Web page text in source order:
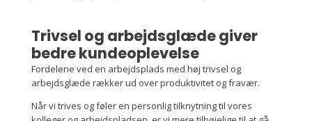
Trivsel og arbejdsglæde giver
bedre kundeoplevelse
Fordelene ved en arbejdsplads med høj trivsel og
arbejdsglæde rækker ud over produktivitet og fravær.
Når vi trives og føler en personlig tilknytning til vores